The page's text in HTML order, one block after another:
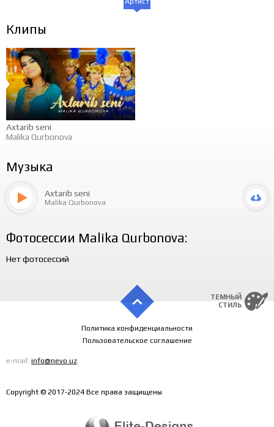
Клипы
Axtarib seni
Malika Qurbonova
Музыка
Axtarib seni
Malika Qurbonova
Фотосессии Malika Qurbonova:
Нет фотосессий
ТЕМНЫЙ
СТИЛЬ
Политика конфиденциальности
Пользовательское соглашение
e-mail: info@nevo.uz
Copyright © 2017-2024 Все права защищены